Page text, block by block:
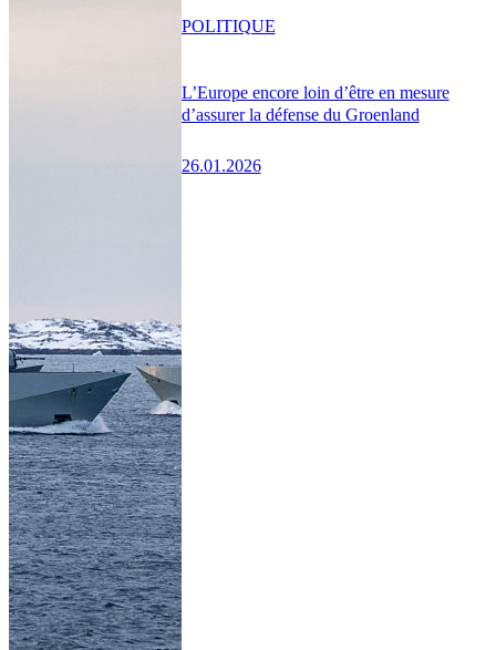
L’Europe encore loin d’être en mesure
d’assurer la défense du Groenland
26.01.2026
POLITIQUE